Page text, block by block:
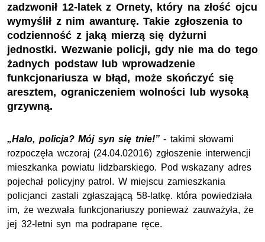
zadzwonił 12-latek z Ornety, który na złość ojcu
wymyślił z nim awanturę. Takie zgłoszenia to
codzienność z jaką mierzą się dyżurni
jednostki. Wezwanie policji, gdy nie ma do tego
żadnych podstaw lub wprowadzenie
funkcjonariusza w błąd, może skończyć się
aresztem, ograniczeniem wolności lub wysoką
grzywną.
„Halo, policja? Mój syn się tnie!”- takimi słowami
rozpoczęła wczoraj (24.04.02016) zgłoszenie interwencji
mieszkanka powiatu lidzbarskiego. Pod wskazany adres
pojechał policyjny patrol. W miejscu zamieszkania
policjanci zastali zgłaszającą 58-latkę. która powiedziała
im, że wezwała funkcjonariuszy ponieważ zauważyła, że
jej 32-letni syn ma podrapane ręce.